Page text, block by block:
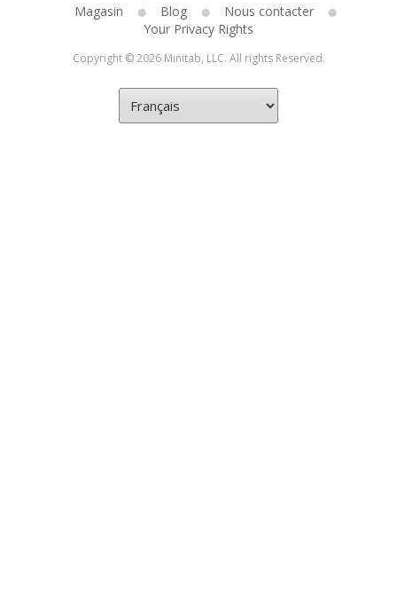
Magasin
Blog
Nous contacter
Your Privacy Rights
Copyright © 2026 Minitab, LLC. All rights Reserved.